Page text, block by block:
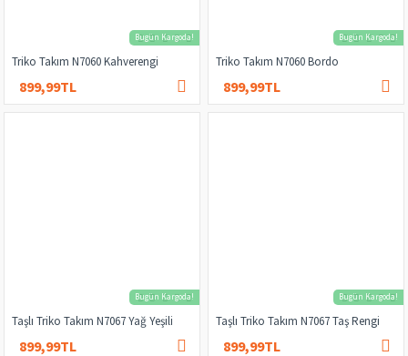
Bugün Kargoda!
Triko Takım N7060 Kahverengi
899,99TL
Bugün Kargoda!
Triko Takım N7060 Bordo
899,99TL
Bugün Kargoda!
Taşlı Triko Takım N7067 Yağ Yeşili
899,99TL
Bugün Kargoda!
Taşlı Triko Takım N7067 Taş Rengi
899,99TL